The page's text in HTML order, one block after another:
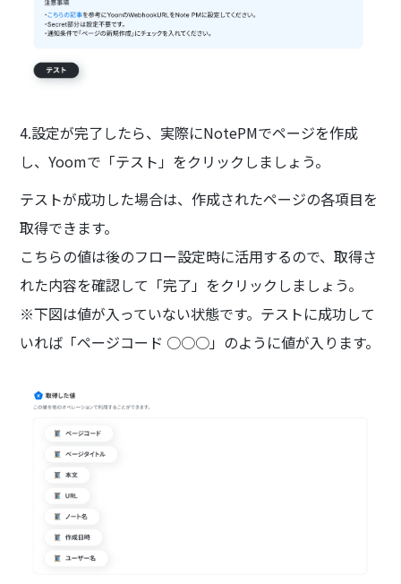
4.設定が完了したら、実際にNotePMでページを作成
し、Yoomで「テスト」をクリックしましょう。
テストが成功した場合は、作成されたページの各項目を
取得できます。
こちらの値は後のフロー設定時に活用するので、取得さ
れた内容を確認して「完了」をクリックしましょう。
※下図は値が入っていない状態です。テストに成功して
いれば「ページコード ○○○」のように値が入ります。